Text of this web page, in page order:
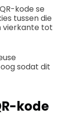
kode se
tussen die
vierkante tot
sodat dit
kode